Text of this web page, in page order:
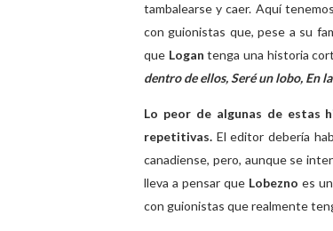
tambalearse y caer. Aquí
con guionistas que, pese a su
que Logantenga una historia
dentro de ellos, Seré un lobo, En
Lo peor de algunas de estas
repetitivas. El editor debería
canadiense, pero, aunque se
lleva a pensar que Lobezno es
con guionistas que realmente